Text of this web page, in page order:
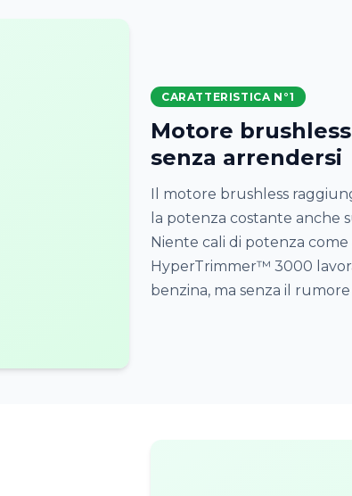
CARATTERISTICA N°1
Motore
senza arrendersi
Il motore brushless
la potenza costante anche
Niente cali di potenza
HyperTrimmer™ 3000
benzina, ma senza il